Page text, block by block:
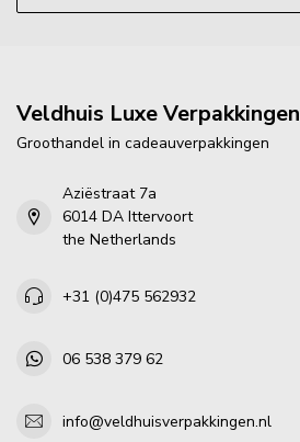
Veldhuis Luxe Verpakkingen
Groothandel in cadeauverpakkingen
Aziëstraat 7a
6014 DA Ittervoort
the Netherlands
+31 (0)475 562932
06 538 379 62
info@veldhuisverpakkingen.nl